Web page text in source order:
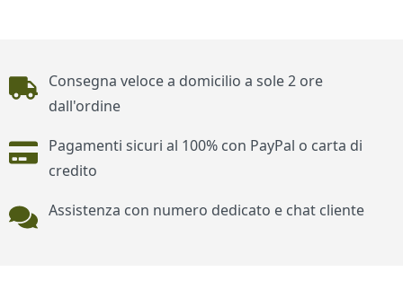
Piè di pagina
Consegna veloce a domicilio a sole 2 ore
dall'ordine
Pagamenti sicuri al 100% con PayPal o carta di
credito
Assistenza con numero dedicato e chat cliente